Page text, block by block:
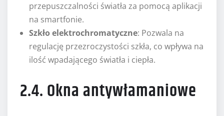
przepuszczalności światła za pomocą aplikacji
na smartfonie.
Szkło elektrochromatyczne: Pozwala na
regulację przezroczystości szkła, co wpływa na
ilość wpadającego światła i ciepła.
2.4. Okna antywłamaniowe